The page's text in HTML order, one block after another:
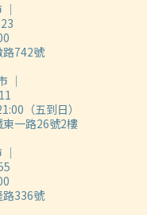
路742號
｜
（五到日）
一路26號2樓
路336號